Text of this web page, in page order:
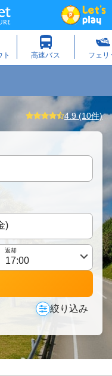
4.9 (10件)
返却
絞り込み